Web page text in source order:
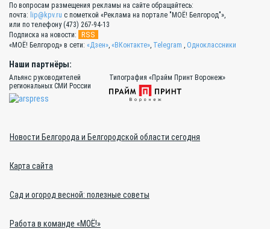
По вопросам размещения рекламы на сайте обращайтесь:
почта: lip@kpv.ru с пометкой «Реклама на портале "МОЁ! Белгород"»,
или по телефону (473) 267-94-13
Подписка на новости:
RSS
«МОЁ! Белгород» в сети: «Дзен», «ВКонтакте», Telegram , Одноклассники
Наши партнёры:
Альянс руководителей
региональных СМИ России
Типография «Прайм Принт Воронеж»
Новости Белгорода и Белгородской области сегодня
Карта сайта
Сад и огород весной: полезные советы
Работа в команде «МОЁ!»